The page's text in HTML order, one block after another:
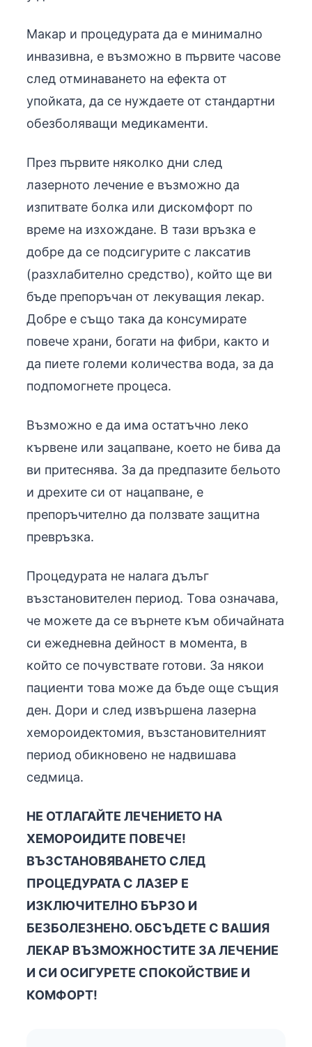
Макар и процедурата да е минимално
инвазивна, е възможно в първите часове
след отминаването на ефекта от
упойката, да се нуждаете от стандартни
обезболяващи медикаменти.
През първите няколко дни след
лазерното лечение е възможно да
изпитвате болка или дискомфорт по
време на изхождане. В тази връзка е
добре да се подсигурите с лаксатив
(разхлабително средство), който ще ви
бъде препоръчан от лекуващия лекар.
Добре е също така да консумирате
повече храни, богати на фибри, както и
да пиете големи количества вода, за да
подпомогнете процеса.
Възможно е да има остатъчно леко
кървене или зацапване, което не бива да
ви притеснява. За да предпазите бельото
и дрехите си от нацапване, е
препоръчително да ползвате защитна
превръзка.
Процедурата не налага дълъг
възстановителен период. Това означава,
че можете да се върнете към обичайната
си ежедневна дейност в момента, в
който се почувствате готови. За някои
пациенти това може да бъде още същия
ден. Дори и след извършена лазерна
хемороидектомия, възстановителният
период обикновено не надвишава
седмица.
НЕ ОТЛАГАЙТЕ ЛЕЧЕНИЕТО НА
ХЕМОРОИДИТЕ ПОВЕЧЕ!
ВЪЗСТАНОВЯВАНЕТО СЛЕД
ПРОЦЕДУРАТА С ЛАЗЕР Е
ИЗКЛЮЧИТЕЛНО БЪРЗО И
БЕЗБОЛЕЗНЕНО. ОБСЪДЕТЕ С ВАШИЯ
ЛЕКАР ВЪЗМОЖНОСТИТЕ ЗА ЛЕЧЕНИЕ
И СИ ОСИГУРЕТЕ СПОКОЙСТВИЕ И
КОМФОРТ!